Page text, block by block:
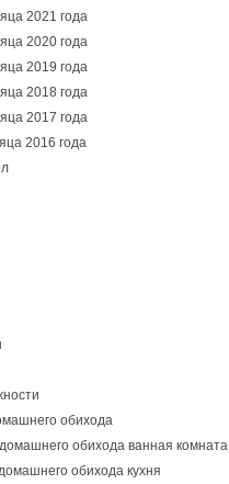
2021 года
2020 года
2019 года
2018 года
2017 года
2016 года
обихода
обихода ванная комната
обихода кухня